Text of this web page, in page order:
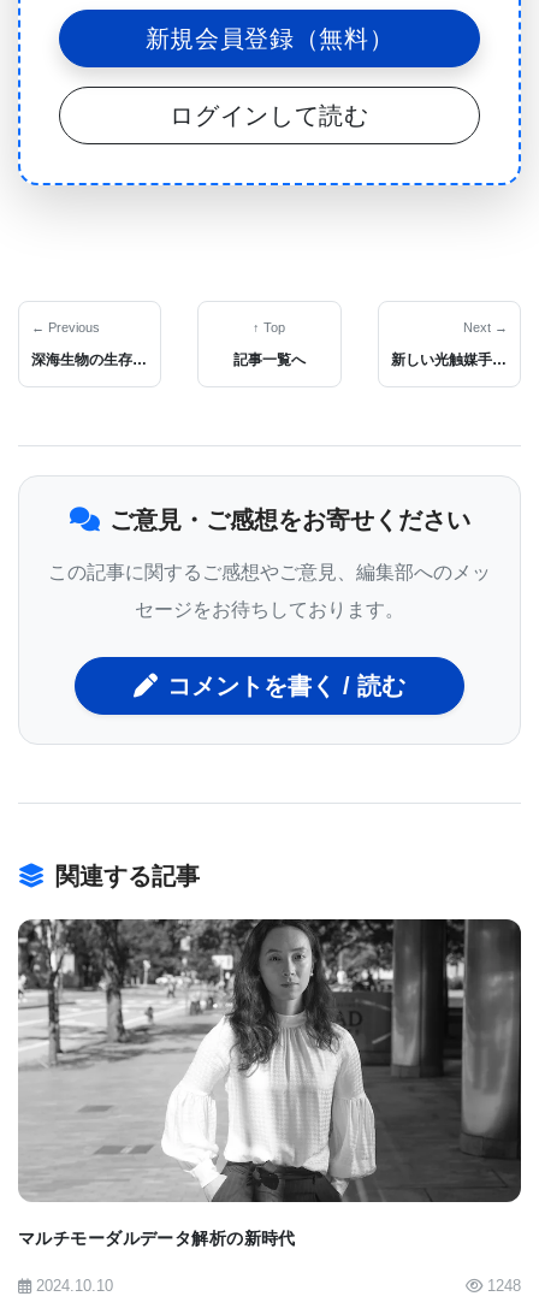
のタイトルは「Cognitive Mapping and Episodic
Memory Emerge from Simple Associative Learning
Rules（認知マッピングとエピソード記憶はシンプル
な連合学習ルールから生じる）」です。
と名付けました。
るかに動物的なAIが誕生しました」とグリブコワ博
士は述べています。「私たちは、非常に単純な海の
ナメクジの記憶から、私たちのような複雑な記憶へ
と進化させる方法を学んでいます。」
させる前に大量のデータで事前訓練を行う従来の方
法よりも効率的です。
常にシンプルな空間学習をより複雑な学習に拡張で
「同じ種類の連合を使用して、例えば運動行動のシ
ーケンスを学習したり、社会的ネットワークをマッ
ピングしたり、言語的な問題解決を行ったりするこ
とができます」とグリブコワ博士は述べています。
「空間ドメインでの学習と実際に環境をナビゲート
してショートカットを作成することは、私たちのメ
新規会員登録（無料）
ログインして読む
← Previous
深海生物の生存の秘密：クシクラゲの脂質構造を解明
↑ Top
記事一覧へ
Next →
新しい光触媒手法で効率的にアゼチジンを合成
ご意見・ご感想をお寄せください
この記事に関するご感想やご意見、編集部へのメッ
セージをお待ちしております。
コメントを書く / 読む
関連する記事
BIOMARKET JP
マルチモーダルデータ解析の新時代
2024.10.10 1248